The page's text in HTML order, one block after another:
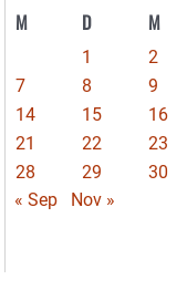
M D M
1 2
7
8 9
14
15 16
21
22 23
28
29 30
« Sep
Nov »